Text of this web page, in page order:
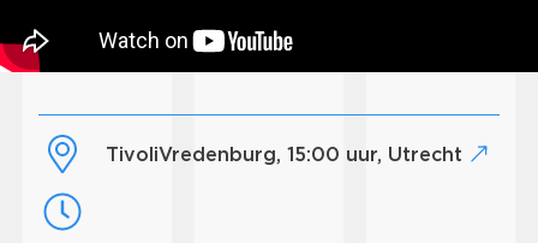
TivoliVredenburg, 15:00 uur, Utrecht